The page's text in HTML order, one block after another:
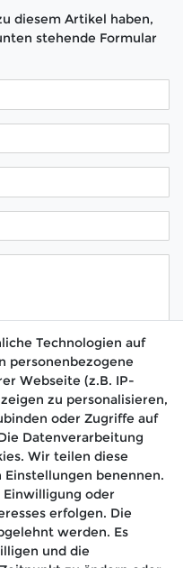
diesem Artikel haben,
stehende Formular
dieDaten­schutz­
ab 75 €
Technologien auf
personenbezogene
Webseite (z.B. IP-
zu personalisieren,
oder Zugriffe auf
Datenverarbeitung
Wir teilen diese
benennen.
oder
erfolgen. Die
werden. Es
und die